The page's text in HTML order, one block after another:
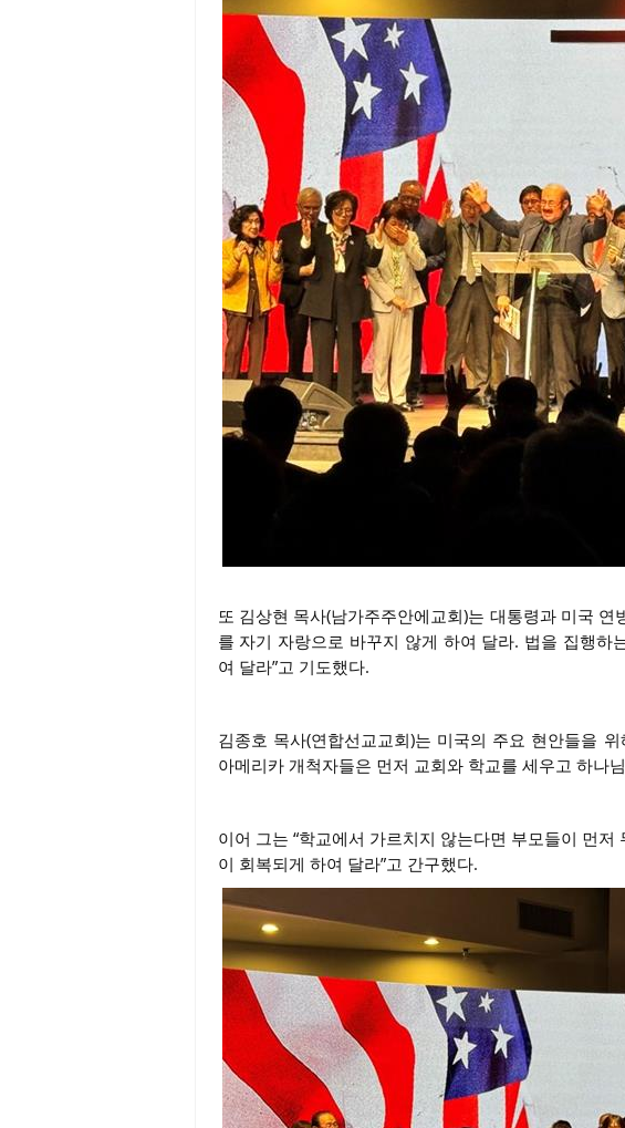
또 김상현 목사(남가주주안에교회)는 대통령과 미국
를 자기 자랑으로 바꾸지 않게 하여 달라. 법을 집행
여 달라”고 기도했다.
김종호 목사(연합선교교회)는 미국의 주요 현안들을
아메리카 개척자들은 먼저 교회와 학교를 세우고 하나
이어 그는 “학교에서 가르치지 않는다면 부모들이 먼
이 회복되게 하여 달라”고 간구했다.